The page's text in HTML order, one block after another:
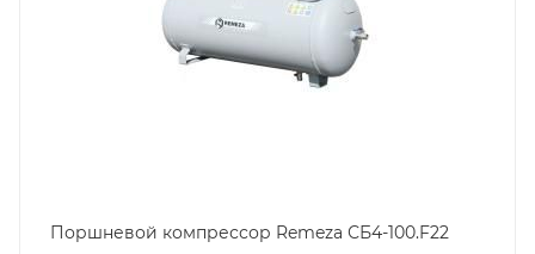
Поршневой компрессор Remeza СБ4-100.F22